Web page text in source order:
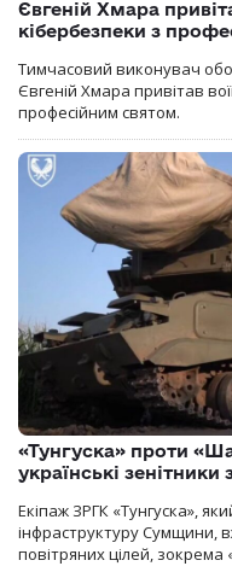
Євгеній Хмара
кібербезпеки з
Тимчасовий виконувач
Євгеній Хмара привітав
професійним святом.
«Тунгуска» проти
українські
Екіпаж ЗРГК «Тунгуска»,
інфраструктуру Сумщини,
повітряних цілей,